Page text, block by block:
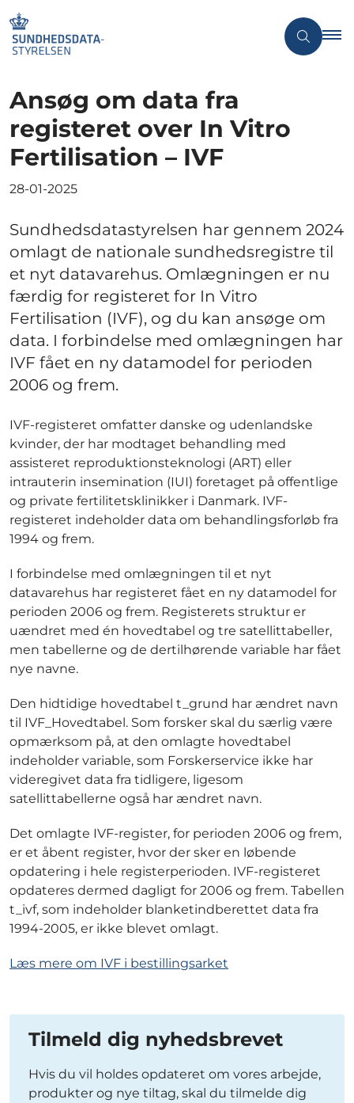
Ansøg om data fra
registeret over In Vitro
Fertilisation – IVF
28-01-2025
Sundhedsdatastyrelsen har gennem 2024
omlagt de nationale sundhedsregistre til
et nyt datavarehus. Omlægningen er nu
færdig for registeret for In Vitro
Fertilisation (IVF), og du kan ansøge om
data. I forbindelse med omlægningen har
IVF fået en ny datamodel for perioden
2006 og frem.
IVF-registeret omfatter danske og udenlandske
kvinder, der har modtaget behandling med
assisteret reproduktionsteknologi (ART) eller
intrauterin insemination (IUI) foretaget på offentlige
og private fertilitetsklinikker i Danmark. IVF-
registeret indeholder data om behandlingsforløb fra
1994 og frem.
I forbindelse med omlægningen til et nyt
datavarehus har registeret fået en ny datamodel for
perioden 2006 og frem. Registerets struktur er
uændret med én hovedtabel og tre satellittabeller,
men tabellerne og de dertilhørende variable har fået
nye navne.
Den hidtidige hovedtabel t_grund har ændret navn
til IVF_Hovedtabel. Som forsker skal du særlig være
opmærksom på, at den omlagte hovedtabel
indeholder variable, som Forskerservice ikke har
videregivet data fra tidligere, ligesom
satellittabellerne også har ændret navn.
Det omlagte IVF-register, for perioden 2006 og frem,
er et åbent register, hvor der sker en løbende
opdatering i hele registerperioden. IVF-registeret
opdateres dermed dagligt for 2006 og frem. Tabellen
t_ivf, som indeholder blanketindberettet data fra
1994-2005, er ikke blevet omlagt.
Læs mere om IVF i bestillingsarket
Tilmeld dig nyhedsbrevet
Hvis du vil holdes opdateret om vores arbejde,
produkter og nye tiltag, skal du tilmelde dig